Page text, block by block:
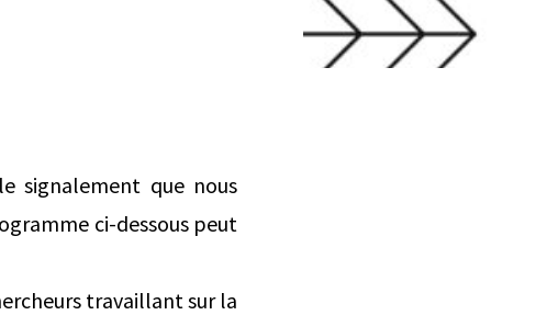
signalement que nous
ci-dessous peut
travaillant sur la